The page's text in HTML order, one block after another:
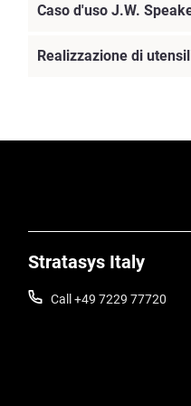
Caso d'uso J.W.
Realizzazione di
Stratasys Italy
Call +49 7229 77720